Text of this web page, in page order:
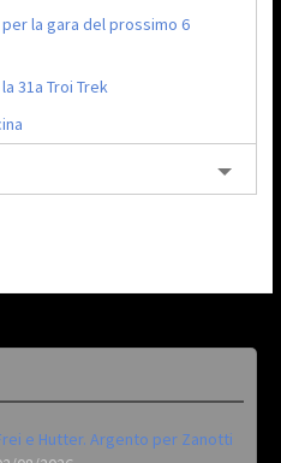
la gara del prossimo 6
31a Troi Trek
e Hutter. Argento per Zanotti